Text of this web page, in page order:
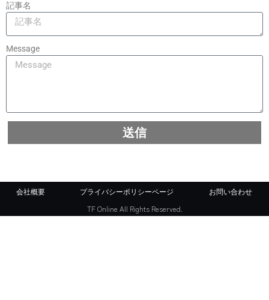
記事名
Message
送信
会社概要 プライバシーポリシーページ お問い合わせ
TF Online All Rights Reserved.